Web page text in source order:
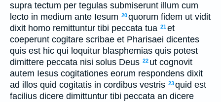
supra tectum per tegulas submiserunt illum cum
lecto in medium ante Iesum 20quorum fidem ut vidit
dixit homo remittuntur tibi peccata tua 21et
coeperunt cogitare scribae et Pharisaei dicentes
quis est hic qui loquitur blasphemias quis potest
dimittere peccata nisi solus Deus 22 ut cognovit
autem Iesus cogitationes eorum respondens dixit
ad illos quid cogitatis in cordibus vestris 23quid est
facilius dicere dimittuntur tibi peccata an dicere